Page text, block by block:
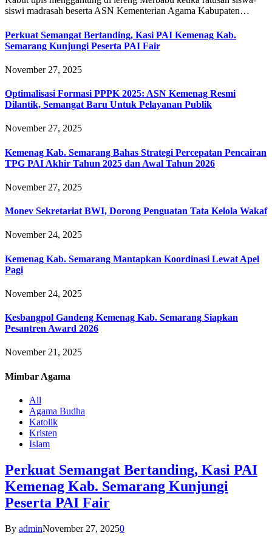
siswi madrasah beserta ASN Kementerian Agama Kabupaten…
Perkuat Semangat Bertanding, Kasi PAI Kemenag Kab.
Semarang Kunjungi Peserta PAI Fair
November 27, 2025
Optimalisasi Formasi PPPK 2025: ASN Kemenag Resmi
Dilantik, Semangat Baru Untuk Pelayanan Publik
November 27, 2025
Kemenag Kab. Semarang Bahas Strategi Percepatan Pencairan
TPG PAI Akhir Tahun 2025 dan Awal Tahun 2026
November 27, 2025
Monev Sekretariat BWI, Dorong Penguatan Tata Kelola Wakaf
November 24, 2025
Kemenag Kab. Semarang Mantapkan Koordinasi Lewat Apel
Pagi
November 24, 2025
Kesbangpol Gandeng Kemenag Kab. Semarang Siapkan
Pesantren Award 2026
November 21, 2025
Mimbar Agama
All
Agama Budha
Katolik
Kristen
Islam
Perkuat Semangat Bertanding, Kasi PAI
Kemenag Kab. Semarang Kunjungi
Peserta PAI Fair
By adminNovember 27, 20250